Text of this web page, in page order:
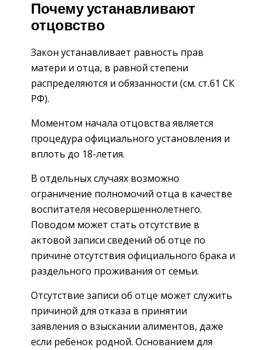
Почему устанавливают
отцовство
Закон устанавливает равность прав
матери и отца, в равной степени
распределяются и обязанности (см. ст.61 СК
РФ).
Моментом начала отцовства является
процедура официального установления и
вплоть до 18-летия.
В отдельных случаях возможно
ограничение полномочий отца в качестве
воспитателя несовершеннолетнего.
Поводом может стать отсутствие в
актовой записи сведений об отце по
причине отсутствия официального брака и
раздельного проживания от семьи.
Отсутствие записи об отце может служить
причиной для отказа в принятии
заявления о взыскании алиментов, даже
если ребенок родной. Основанием для